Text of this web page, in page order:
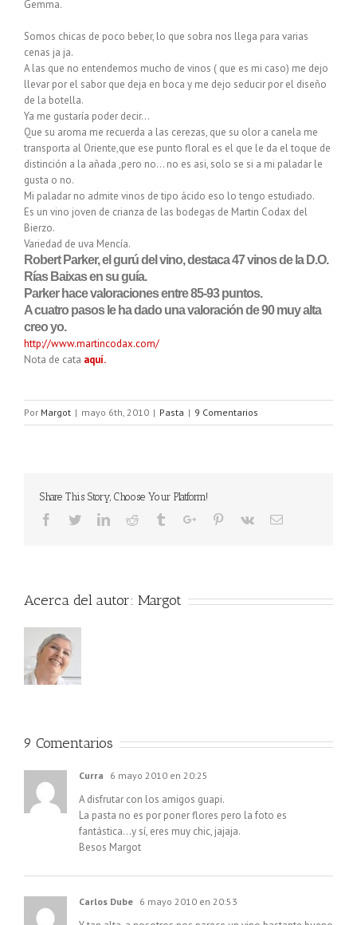
Gemma.
Somos chicas de poco beber, lo que sobra nos llega para varias
cenas ja ja.
A las que no entendemos mucho de vinos ( que es mi caso) me dejo
llevar por el sabor que deja en boca y me dejo seducir por el diseño
de la botella.
Ya me gustaría poder decir…
Que su aroma me recuerda a las cerezas, que su olor a canela me
transporta al Oriente,que ese punto floral es el que le da el toque de
distinción a la añada ,pero no… no es asi, solo se si a mi paladar le
gusta o no.
Mi paladar no admite vinos de tipo ácido eso lo tengo estudiado.
Es un vino joven de crianza de las bodegas de Martin Codax del
Bierzo.
Variedad de uva Mencía.
Robert Parker, el gurúdel vino, destaca 47 vinos de la D.O.
Rías Baixasen su guía.
Parkerhace valoraciones entre 85-93 puntos.
A cuatro pasos le ha dado una valoración de 90 muy alta
creo yo.
http://www.martincodax.com/
Nota de cata aquí.
Por Margot | mayo 6th, 2010 | Pasta | 9 Comentarios
Share This Story, Choose Your Platform!
Acerca del autor: Margot
9 Comentarios
Curra 6 mayo 2010 en 20:25
A disfrutar con los amigos guapi.
La pasta no es por poner flores pero la foto es
fantástica…y sí, eres muy chic, jajaja.
Besos Margot
Carlos Dube 6 mayo 2010 en 20:53